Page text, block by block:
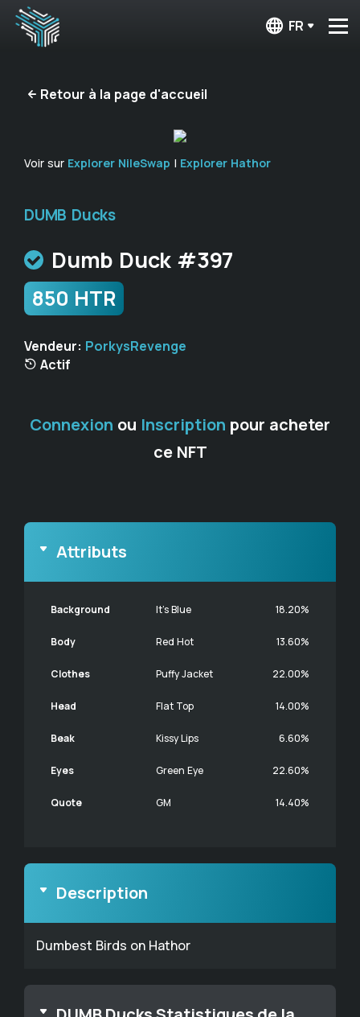
FR
Retour à la page d'accueil
Voir sur Explorer NileSwap | Explorer Hathor
DUMB Ducks
Dumb Duck #397
850 HTR
Vendeur: PorkysRevenge
Actif
Connexion ou Inscription pour acheter
ce NFT
Attributs
Background It's Blue 18.20%
Body Red Hot 13.60%
Clothes Puffy Jacket 22.00%
Head Flat Top 14.00%
Beak Kissy Lips 6.60%
Eyes Green Eye 22.60%
Quote GM 14.40%
Description
Dumbest Birds on Hathor